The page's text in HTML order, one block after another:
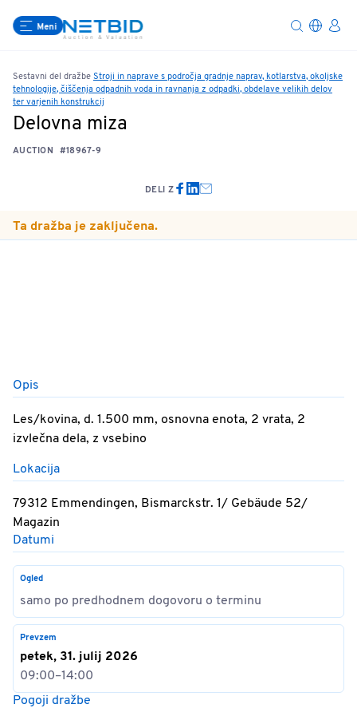
Meni
Sestavni del dražbe Stroji in naprave s področja gradnje naprav, kotlarstva, okoljske
tehnologije, čiščenja odpadnih voda in ravnanja z odpadki, obdelave velikih delov
ter varjenih konstrukcij
Delovna miza
AUCTION #18967-9
DELI Z
Ta dražba je zaključena.
Opis
Les/kovina, d. 1.500 mm, osnovna enota, 2 vrata, 2
izvlečna dela, z vsebino
Lokacija
79312 Emmendingen, Bismarckstr. 1/ Gebäude 52/
Magazin
Datumi
Ogled
samo po predhodnem dogovoru o terminu
Prevzem
petek, 31. julij 2026
09:00–14:00
Pogoji dražbe